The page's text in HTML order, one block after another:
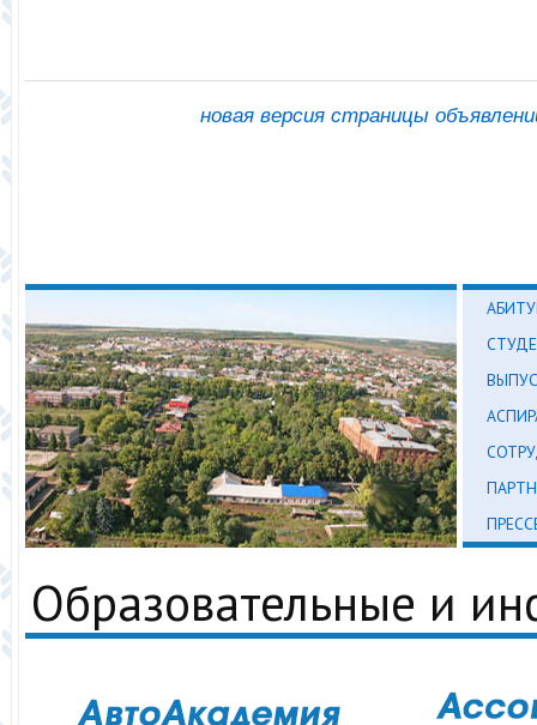
новая версия страницы
Образовательные и